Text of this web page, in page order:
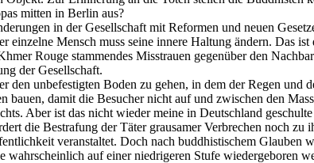
mitten in Berlin aus?
in der Gesellschaft mit Reformen und neuen
Mensch muss seine innere Haltung ändern. Das
Rouge stammendes Misstrauen gegenüber den
der Gesellschaft.
den unbefestigten Boden zu gehen, in dem der Regen
bauen, damit die Besucher nicht auf und zwischen den
Aber ist das nicht wieder meine in Deutschland
die Bestrafung der Täter grausamer Verbrechen noch
veranstaltet. Doch nach buddhistischem
wahrscheinlich auf einer niedrigeren Stufe wiedergeboren